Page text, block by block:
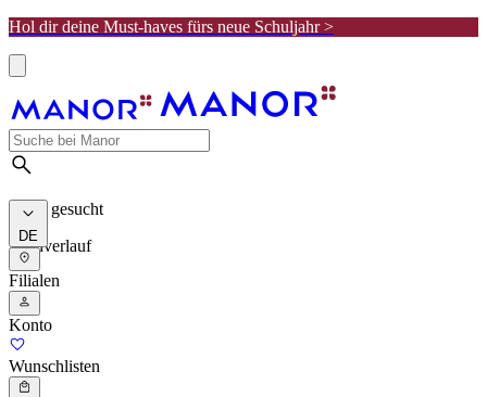
Hol dir deine Must-haves fürs neue Schuljahr >
Meist gesucht
Suchverlauf
DE
Filialen
Konto
Wunschlisten